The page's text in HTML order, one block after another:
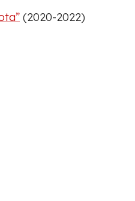
(2020-2022)